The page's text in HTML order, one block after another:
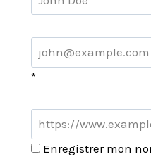
*
Enregistrer mon